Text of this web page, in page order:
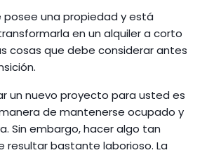
una propiedad y está
en un alquiler a corto
cosas que debe considerar antes
un nuevo proyecto para usted es
de mantenerse ocupado y
Sin embargo, hacer algo tan
resultar bastante laborioso. La